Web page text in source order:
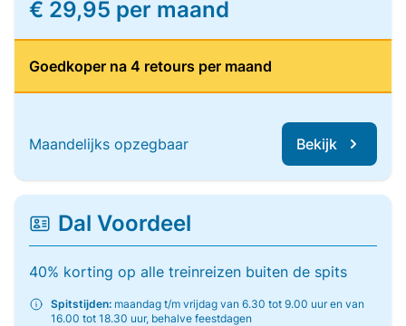
€ 29,95 per maand
Goedkoper na 4 retours per maand
Maandelijks opzegbaar Bekijk
Dal Voordeel
40% korting op alle treinreizen buiten de spits
Spitstijden: maandag t/m vrijdag van 6.30 tot 9.00 uur en van
16.00 tot 18.30 uur, behalve feestdagen